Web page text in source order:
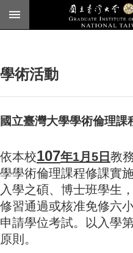
跳到主要內容區塊
臺
頁
公
告
本
所
簡
介
學術活動
國立臺灣大學學術倫理課
依本校107年1月5日 教
學學術倫理課程修課實
入學之碩、博士班學生
修習通過或核准免修六
申請學位考試。以入學
原則。